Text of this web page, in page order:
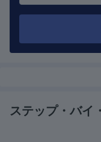
ステップ・バイ